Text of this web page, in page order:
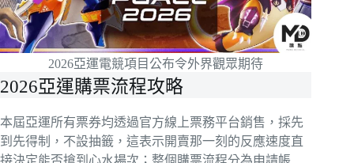
2026亞運電競項目公布令外界觀眾期待
2026亞運購票流程攻略
本屆亞運所有票券均透過官方線上票務平台銷售，採先
到先得制，不設抽籤，這表示開賣那一刻的反應速度直
接決定能否搶到心水場次；整個購票流程分為申請帳